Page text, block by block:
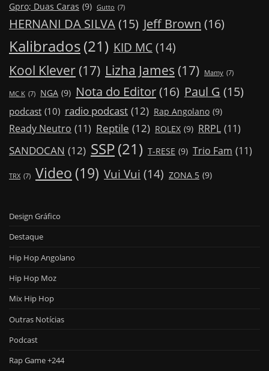
Gpro; Duas Caras (9) Gutto (7)
HERNANI DA SILVA(15) Jeff Brown (16)
Kalibrados(21) KID MC (14)
Kool Klever (17) Lizha James (17) Mamy (7)
MC K (7) NGA (9) Nota do Editor(16) Paul G (15)
podcast (10) radio podcast (12) Rap Angolano (9)
Ready Neutro (11) Reptile (12) ROLEX (9) RRPL (11)
SANDOCAN (12) SSP(21) T-RESE (9) Trio Fam (11)
TRX (7) Video (19) Vui Vui (14) ZONA 5 (9)
Design Gráfico
Destaque
Hip Hop Angolano
Hip Hop Moz
Mix Hip Hop
Outras Notícias
Podcast
Rap Game +244